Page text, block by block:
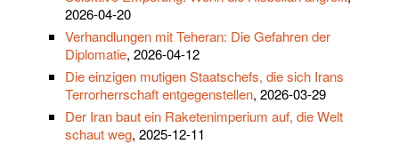
2026-04-20
Verhandlungen mit Teheran: Die Gefahren der
Diplomatie, 2026-04-12
Die einzigen mutigen Staatschefs, die sich Irans
Terrorherrschaft entgegenstellen, 2026-03-29
Der Iran baut ein Raketenimperium auf, die Welt
schaut weg, 2025-12-11